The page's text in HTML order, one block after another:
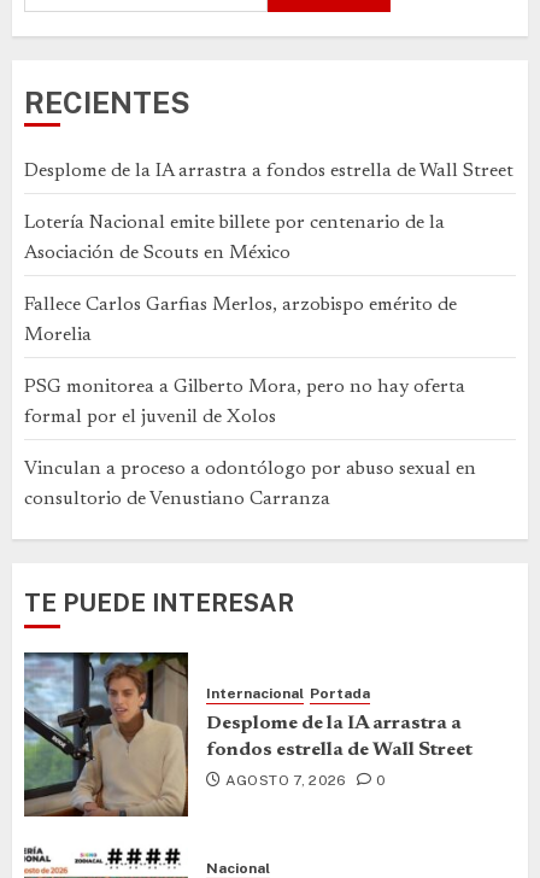
RECIENTES
Desplome de la IA arrastra a fondos estrella de Wall Street
Lotería Nacional emite billete por centenario de la
Asociación de Scouts en México
Fallece Carlos Garfias Merlos, arzobispo emérito de
Morelia
PSG monitorea a Gilberto Mora, pero no hay oferta
formal por el juvenil de Xolos
Vinculan a proceso a odontólogo por abuso sexual en
consultorio de Venustiano Carranza
TE PUEDE INTERESAR
Internacional Portada
Desplome de la IA arrastra a
fondos estrella de Wall Street
AGOSTO 7, 2026 0
Nacional